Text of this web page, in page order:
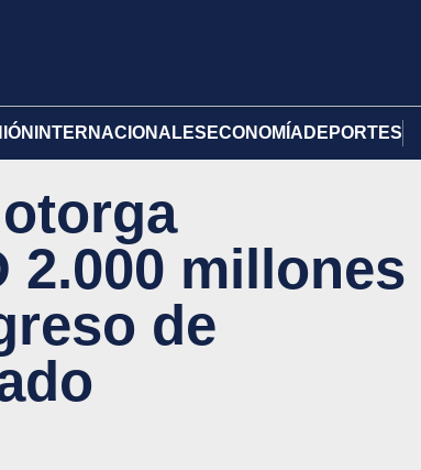
INTERNACIONALES ECONOMÍA DEPORTES
2.000 millones
de